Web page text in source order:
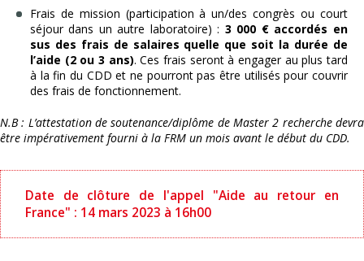
Frais de mission (participation à un/des congrès ou court
séjour dans un autre laboratoire) : 3 000 € accordés en
sus des frais de salaires quelle que soit la durée de
l’aide (2 ou 3 ans). Ces frais seront à engager au plus tard
à la fin du CDD et ne pourront pas être utilisés pour couvrir
des frais de fonctionnement.
N.B : L’attestation de soutenance/diplôme de Master 2 recherche devra
être impérativement fourni à la FRM un mois avant le début du CDD.
Date de clôture de l'appel "Aide au retour en
France" : 14 mars 2023 à 16h00